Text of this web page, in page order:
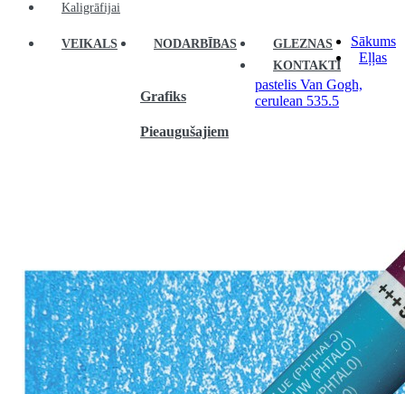
Kaligrāfijai
VEIKALS NODARBĪBAS
Grafiks
Pieaugušajiem
GLEZNAS
KONTAKTI
Sākums
Eļļas
pastelis Van Gogh,
cerulean 535.5